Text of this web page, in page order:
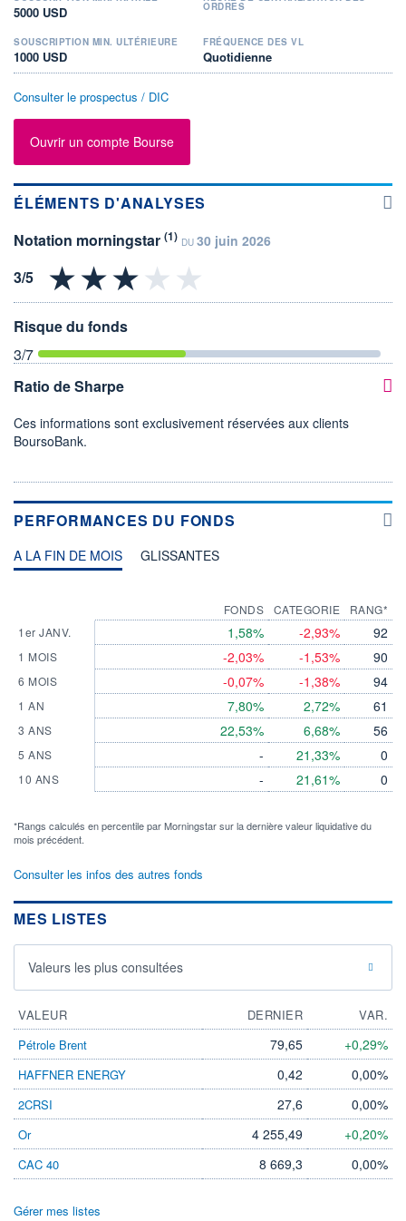
5000 USD ORDRES
SOUSCRIPTION MIN. ULTÉRIEURE
1000 USD
FRÉQUENCE DES VL
Quotidienne
Consulter le prospectus / DIC
Ouvrir un compte Bourse
ÉLÉMENTS D'ANALYSES
Notation morningstar (1) DU 30 juin 2026
Risque du fonds
3/7
Ratio de Sharpe
Ces informations sont exclusivement réservées aux clients
BoursoBank.
PERFORMANCES DU FONDS
A LA FIN DE MOIS GLISSANTES
1er JANV.
1 MOIS
6 MOIS
1 AN
3 ANS
5 ANS
10 ANS
FONDS
1,58%
-2,03%
-0,07%
7,80%
22,53%
-
-
CATEGORIE
-2,93%
-1,53%
-1,38%
2,72%
6,68%
21,33%
21,61%
RANG*
92
90
94
61
56
0
0
*Rangs calculés en percentile par Morningstar sur la dernière valeur liquidative du
mois précédent.
Consulter les infos des autres fonds
MES LISTES
Valeurs les plus consultées
VALEUR DERNIER
VAR.
Pétrole Brent
79,65 +0,29%
HAFFNER ENERGY 0,42 0,00%
2CRSI 27,6 0,00%
Or 4 255,49 +0,20%
CAC 40 8 669,3 0,00%
Gérer mes listes